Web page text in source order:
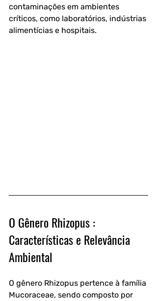
contaminações em ambientes
críticos, como laboratórios, indústrias
alimentícias e hospitais.
O Gênero Rhizopus :
Características e Relevância
Ambiental
O gênero Rhizopus pertence à família
Mucoraceae, sendo composto por